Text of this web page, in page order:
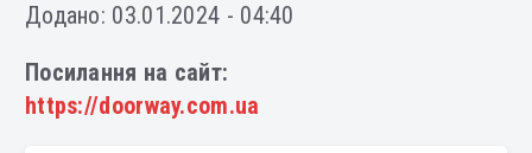
Додано: 03.01.2024 - 04:40
Посилання на сайт:
https://doorway.com.ua